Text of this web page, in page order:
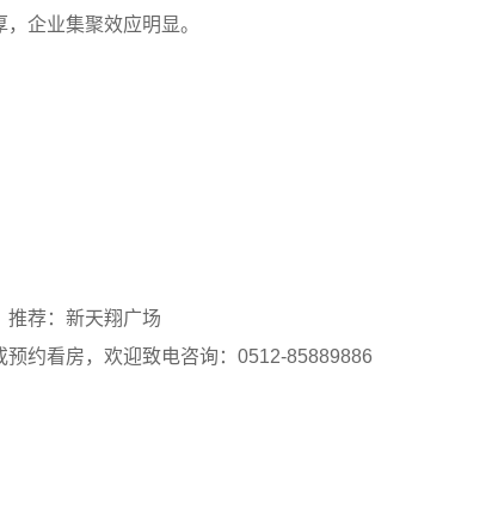
企业集聚效应明显。
推荐：新天翔广场
约看房，欢迎致电咨询：0512-85889886